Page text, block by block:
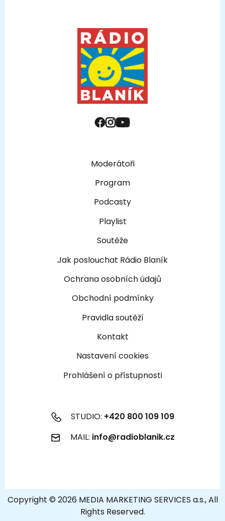
Moderátoři
Program
Podcasty
Playlist
Soutěže
Jak poslouchat Rádio Blaník
Ochrana osobních údajů
Obchodní podmínky
Pravidla soutěží
Kontakt
Nastavení cookies
Prohlášení o přístupnosti
STUDIO: +420 800 109 109
MAIL: info@radioblanik.cz
Copyright © 2026 MEDIA MARKETING SERVICES a.s., All
Rights Reserved.